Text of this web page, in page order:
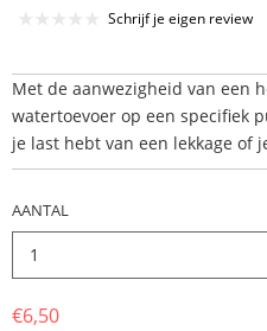
Schrijf je eigen review
Met de aanwezigheid van een
watertoevoer op een specifiek
je last hebt van een lekkage of
AANTAL
€6,50